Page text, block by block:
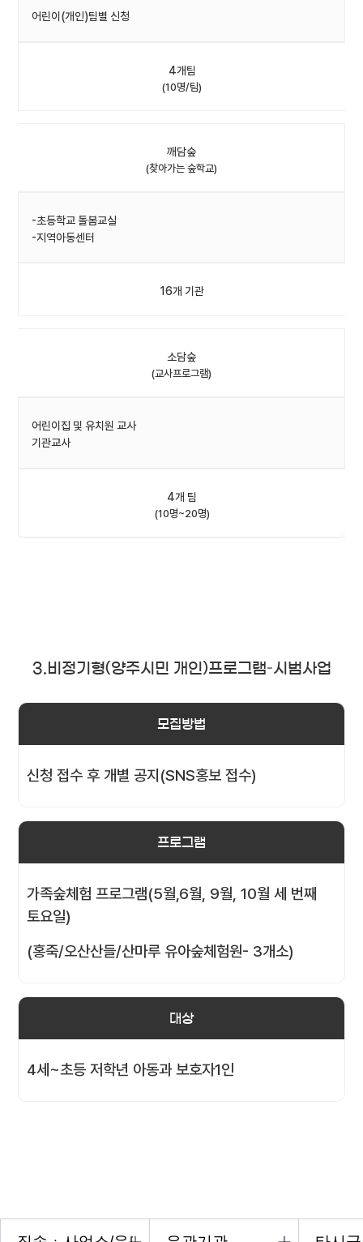
어린이(개인)팀별 신청
4개팀
(10명/팀)
깨담숲
(찾아가는 숲학교)
-초등학교 돌봄교실
-지역아동센터
16개 기관
소담숲
(교사프로그램)
어린이집 및 유치원 교사
기관교사
4개 팀
(10명~20명)
3.비정기형(양주시민 개인)프로그램–시범사업
모집방법
신청 접수 후 개별 공지(SNS홍보 접수)
프로그램
가족숲체험 프로그램(5월,6월, 9월, 10월 세 번째
토요일)
(홍죽/오산산들/산마루 유아숲체험원- 3개소)
대상
4세~초등 저학년 아동과 보호자1인